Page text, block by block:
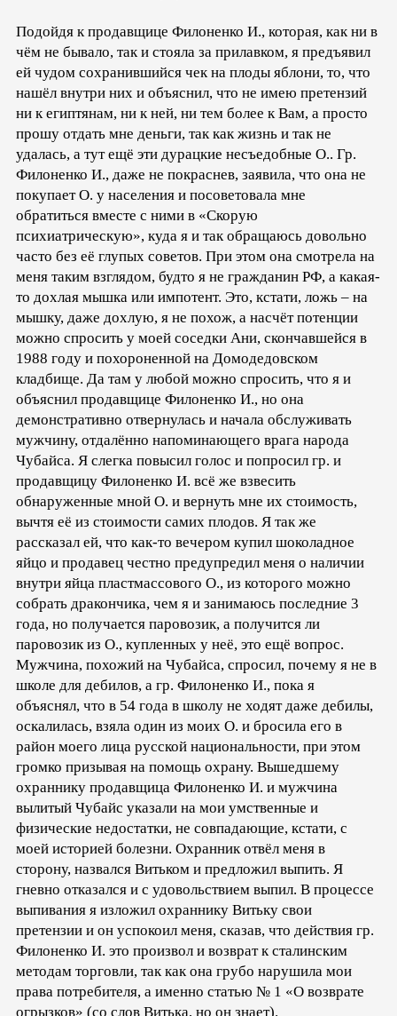
Подойдя к продавщице Филоненко И., которая, как ни в
чём не бывало, так и стояла за прилавком, я предъявил
ей чудом сохранившийся чек на плоды яблони, то, что
нашёл внутри них и объяснил, что не имею претензий
ни к египтянам, ни к ней, ни тем более к Вам, а просто
прошу отдать мне деньги, так как жизнь и так не
удалась, а тут ещё эти дурацкие несъедобные О.. Гр.
Филоненко И., даже не покраснев, заявила, что она не
покупает О. у населения и посоветовала мне
обратиться вместе с ними в «Скорую
психиатрическую», куда я и так обращаюсь довольно
часто без её глупых советов. При этом она смотрела на
меня таким взглядом, будто я не гражданин РФ, а какая-
то дохлая мышка или импотент. Это, кстати, ложь – на
мышку, даже дохлую, я не похож, а насчёт потенции
можно спросить у моей соседки Ани, скончавшейся в
1988 году и похороненной на Домодедовском
кладбище. Да там у любой можно спросить, что я и
объяснил продавщице Филоненко И., но она
демонстративно отвернулась и начала обслуживать
мужчину, отдалённо напоминающего врага народа
Чубайса. Я слегка повысил голос и попросил гр. и
продавщицу Филоненко И. всё же взвесить
обнаруженные мной О. и вернуть мне их стоимость,
вычтя её из стоимости самих плодов. Я так же
рассказал ей, что как-то вечером купил шоколадное
яйцо и продавец честно предупредил меня о наличии
внутри яйца пластмассового О., из которого можно
собрать дракончика, чем я и занимаюсь последние 3
года, но получается паровозик, а получится ли
паровозик из О., купленных у неё, это ещё вопрос.
Мужчина, похожий на Чубайса, спросил, почему я не в
школе для дебилов, а гр. Филоненко И., пока я
объяснял, что в 54 года в школу не ходят даже дебилы,
оскалилась, взяла один из моих О. и бросила его в
район моего лица русской национальности, при этом
громко призывая на помощь охрану. Вышедшему
охраннику продавщица Филоненко И. и мужчина
вылитый Чубайс указали на мои умственные и
физические недостатки, не совпадающие, кстати, с
моей историей болезни. Охранник отвёл меня в
сторону, назвался Витьком и предложил выпить. Я
гневно отказался и с удовольствием выпил. В процессе
выпивания я изложил охраннику Витьку свои
претензии и он успокоил меня, сказав, что действия гр.
Филоненко И. это произвол и возврат к сталинским
методам торговли, так как она грубо нарушила мои
права потребителя, а именно статью № 1 «О возврате
огрызков» (со слов Витька, но он знает).